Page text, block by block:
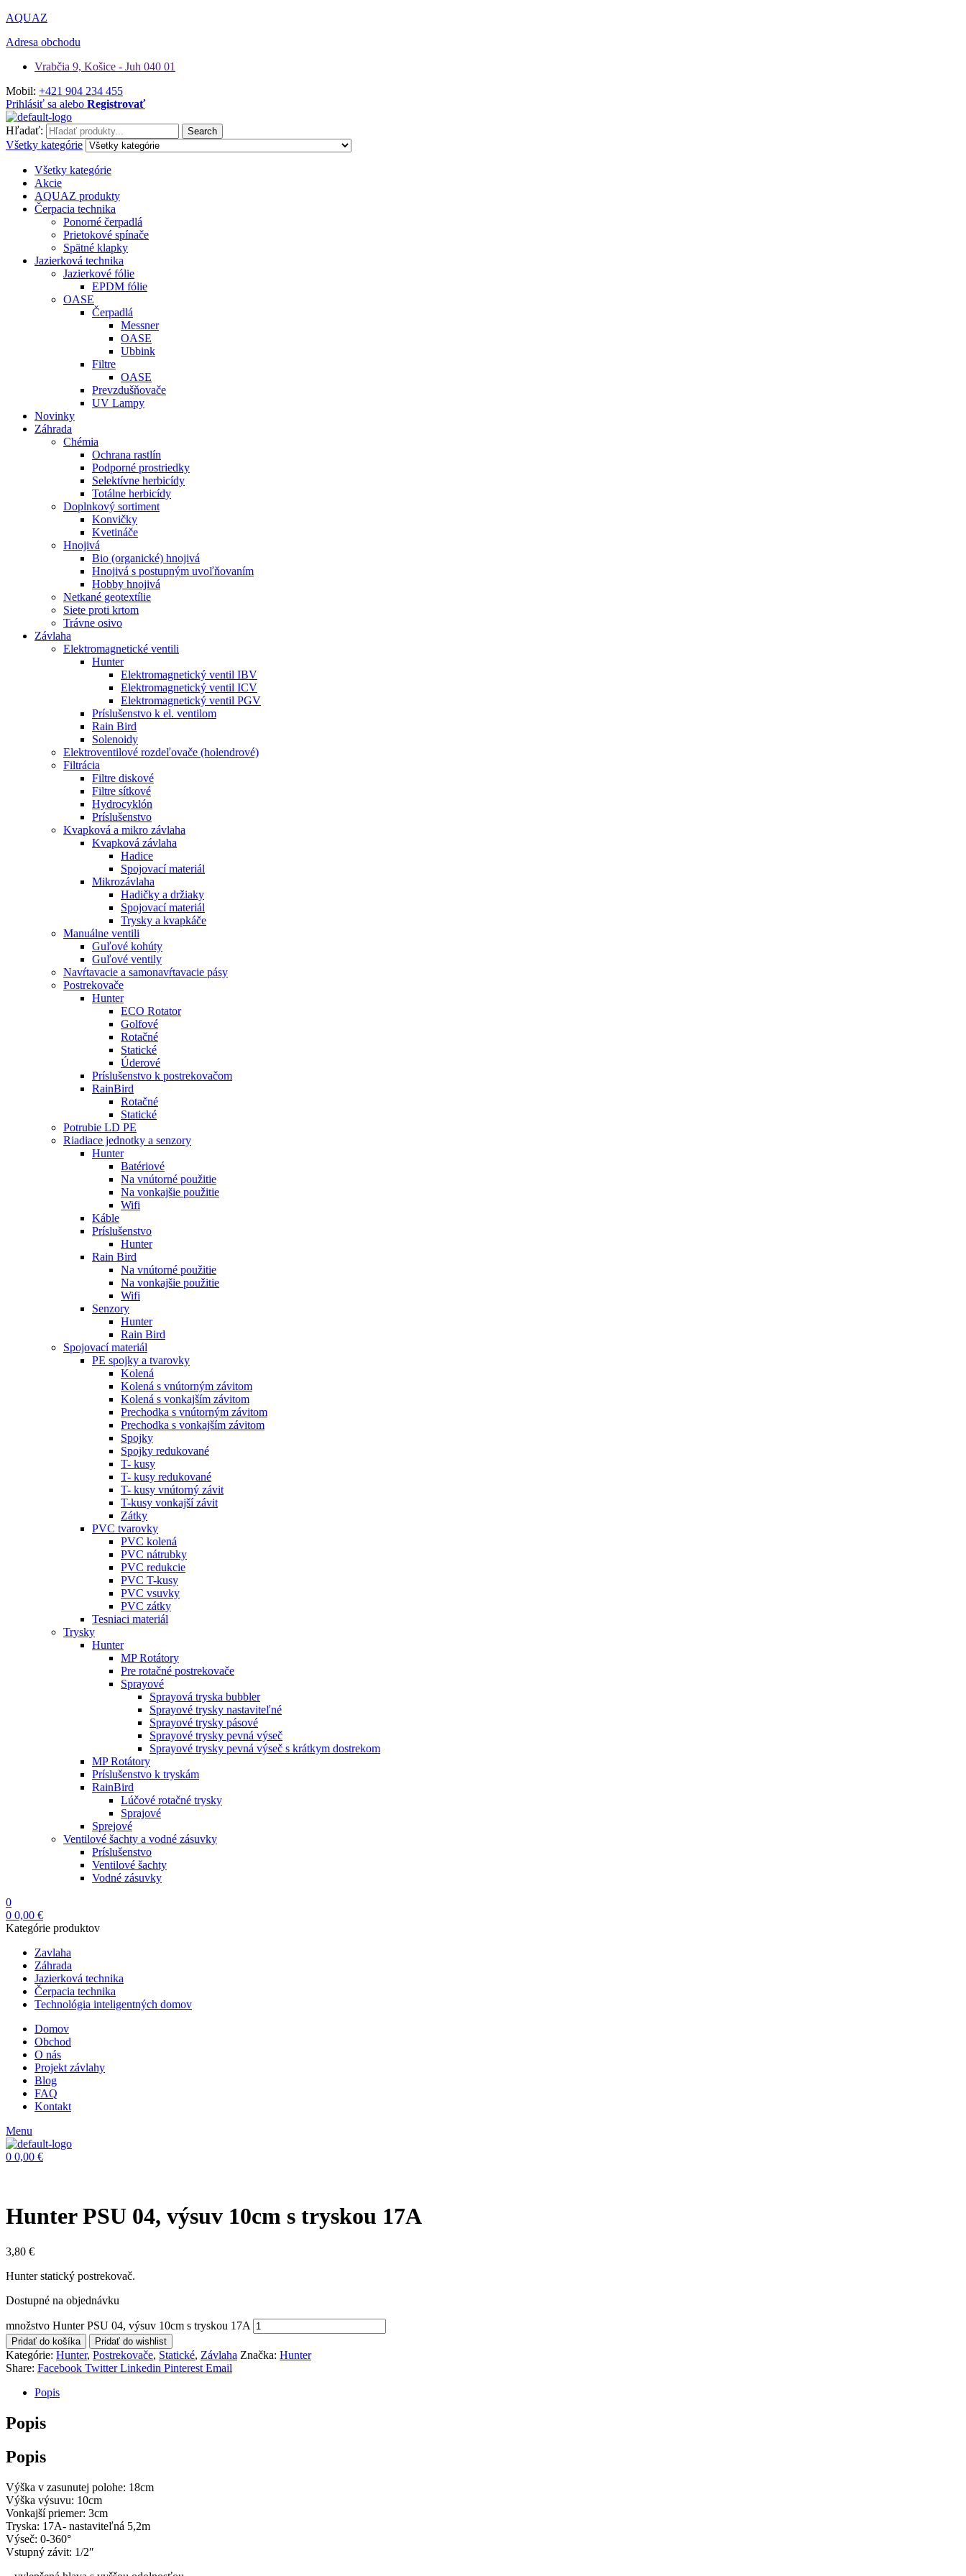
AQUAZ
Adresa obchodu
Vrabčia 9, Košice - Juh 040 01
Mobil: +421 904 234 455
Prihlásiť sa alebo Registrovať
Hľadať: Search
Všetky kategórie
Všetky kategórie
Akcie
AQUAZ produkty
Čerpacia technika
Ponorné čerpadlá
Prietokové spínače
Spätné klapky
Jazierková technika
Jazierkové fólie
EPDM fólie
OASE
Čerpadlá
Messner
OASE
Ubbink
Filtre
OASE
Prevzdušňovače
UV Lampy
Novinky
Záhrada
Chémia
Ochrana rastlín
Podporné prostriedky
Selektívne herbicídy
Totálne herbicídy
Doplnkový sortiment
Konvičky
Kvetináče
Hnojivá
Bio (organické) hnojivá
Hnojivá s postupným uvoľňovaním
Hobby hnojivá
Netkané geotextílie
Siete proti krtom
Trávne osivo
Závlaha
Elektromagnetické ventili
Hunter
Elektromagnetický ventil IBV
Elektromagnetický ventil ICV
Elektromagnetický ventil PGV
Príslušenstvo k el. ventilom
Rain Bird
Solenoidy
Elektroventilové rozdeľovače (holendrové)
Filtrácia
Filtre diskové
Filtre sítkové
Hydrocyklón
Príslušenstvo
Kvapková a mikro závlaha​
Kvapková závlaha
Hadice
Spojovací materiál
Mikrozávlaha
Hadičky a držiaky
Spojovací materiál
Trysky a kvapkáče
Manuálne ventili
Guľové kohúty
Guľové ventily
Navŕtavacie a samonavŕtavacie pásy
Postrekovače
Hunter
ECO Rotator
Golfové
Rotačné
Statické
Úderové
Príslušenstvo k postrekovačom
RainBird
Rotačné
Statické
Potrubie LD PE
Riadiace jednotky a senzory
Hunter
Batériové
Na vnútorné použitie
Na vonkajšie použitie
Wifi
Káble
Príslušenstvo
Hunter
Rain Bird
Na vnútorné použitie
Na vonkajšie použitie
Wifi
Senzory
Hunter
Rain Bird
Spojovací materiál
PE spojky a tvarovky
Kolená
Kolená s vnútorným závitom
Kolená s vonkajším závitom
Prechodka s vnútorným závitom
Prechodka s vonkajším závitom
Spojky
Spojky redukované
T- kusy
T- kusy redukované
T- kusy vnútorný závit
T-kusy vonkajší závit
Zátky
PVC tvarovky
PVC kolená
PVC nátrubky
PVC redukcie
PVC T-kusy
PVC vsuvky
PVC zátky
Tesniaci materiál
Trysky
Hunter
MP Rotátory
Pre rotačné postrekovače
Sprayové
Sprayová tryska bubbler
Sprayové trysky nastaviteľné
Sprayové trysky pásové
Sprayové trysky pevná výseč
Sprayové trysky pevná výseč s krátkym dostrekom
MP Rotátory
Príslušenstvo k tryskám
RainBird
Lúčové rotačné trysky
Sprajové
Sprejové
Ventilové šachty a vodné zásuvky
Príslušenstvo
Ventilové šachty
Vodné zásuvky
0
0 0,00 €
Kategórie produktov
Zavlaha
Záhrada
Jazierková technika
Čerpacia technika
Technológia inteligentných domov
Domov
Obchod
O nás
Projekt závlahy
Blog
FAQ
Kontakt
Menu
0 0,00 €
Hunter PSU 04, výsuv 10cm s tryskou 17A
3,80 €
Hunter statický postrekovač.
Dostupné na objednávku
množstvo Hunter PSU 04, výsuv 10cm s tryskou 17A
Pridať do košíka Pridať do wishlist
Kategórie: Hunter, Postrekovače, Statické, Závlaha Značka: Hunter
Share: Facebook Twitter Linkedin Pinterest Email
Popis
Popis
Popis
Výška v zasunutej polohe: 18cm
Výška výsuvu: 10cm
Vonkajší priemer: 3cm
Tryska: 17A- nastaviteľná 5,2m
Výseč: 0-360°
Vstupný závit: 1/2″